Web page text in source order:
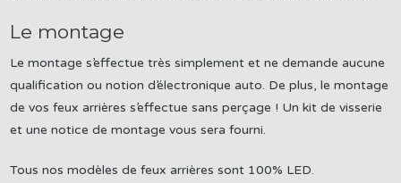
Le montage
Le montage s’effectue très simplement et ne demande aucune
qualification ou notion d’électronique auto. De plus, le montage
de vos feux arrières s’effectue sans perçage ! Un kit de visserie
et une notice de montage vous sera fourni.
Tous nos modèles de feux arrières sont 100% LED.